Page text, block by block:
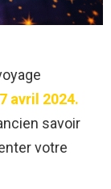
avril 2024.
savoir
votre